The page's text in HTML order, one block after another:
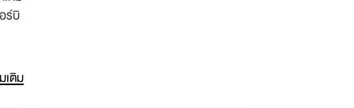
ร์บิ
เติม